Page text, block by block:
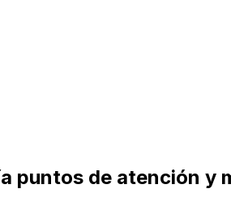
puntos de atención y